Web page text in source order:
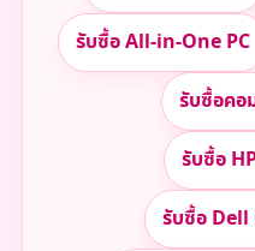
รับซื้อ All-in-One PC
รับซื้อคอ
รับซื้อ
รับซื้อ